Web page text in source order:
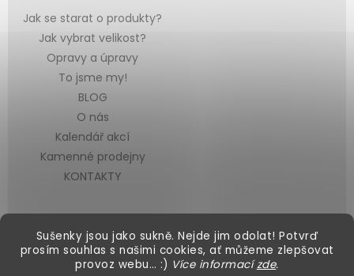
Sušenky jsou jako sukně. Nejde jim odolat! Potvrď
prosím souhlas s našimi cookies, ať můžeme zlepšovat
provoz webu… :) Více informacízde.
Jak se starat o produkty?
Jak vybrat velikost?
Opravy a úpravy
To jsme my!
BLOG
O nás
Kalendář akcí
Kamenné prodejny
KONTAKTY
Vytvořil Shoptet &